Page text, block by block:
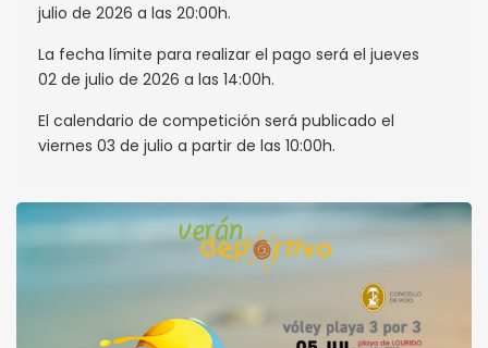
julio de 2026 a las 20:00h.
La fecha límite para realizar el pago será el jueves
02 de julio de 2026 a las 14:00h.
El calendario de competición será publicado el
viernes 03 de julio a partir de las 10:00h.